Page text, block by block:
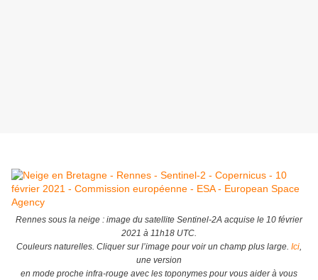
Rennes sous la neige : image du satellite Sentinel-2A acquise le 10 février
2021 à 11h18 UTC.
Couleurs naturelles. Cliquer sur l’image pour voir un champ plus large. Ici,
une version
en mode proche infra-rouge avec les toponymes pour vous aider à vous